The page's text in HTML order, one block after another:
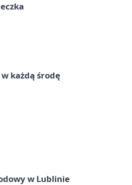
każdą środę
w Lublinie